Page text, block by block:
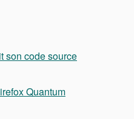
son code source
Quantum